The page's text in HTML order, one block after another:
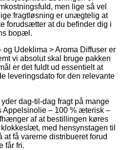
men lige så vel
fragtløsning er unægtelig at
forudsætter at du befinder dig i
bopæl.
og Udeklima > Aroma Diffuser er
vi absolut skal bruge pakken
er det fuldt ud essentielt at
leveringsdato for den relevante
dag-til-dag fragt på mange
Appelsinolie – 100 % æterisk –
af at bestillingen køres
med hensynstagen til
at få varerne distribueret forud
får fri.